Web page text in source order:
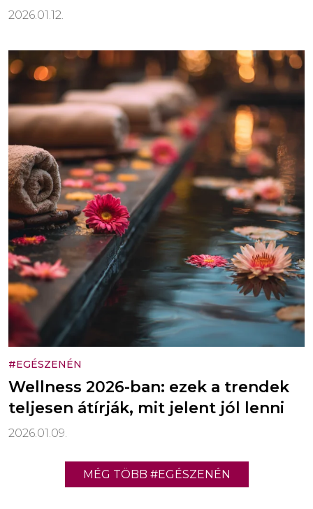
2026.01.12.
#EGÉSZENÉN
Wellness 2026-ban: ezek a trendek
teljesen átírják, mit jelent jól lenni
2026.01.09.
MÉG TÖBB #EGÉSZENÉN